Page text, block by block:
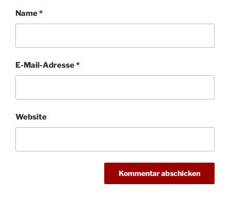
Name*
E-Mail-Adresse*
Website